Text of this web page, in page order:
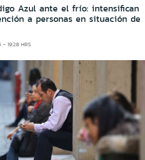
Azul ante el frío: intensifican
a personas en situación de
19:28 HRS